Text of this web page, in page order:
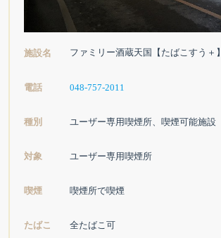
施設名 ファミリー酒蔵天国【たばこすう＋】
電話 048-757-2011
種別 ユーザー専用喫煙所、喫煙可能施設
対象 ユーザー専用喫煙所
喫煙 喫煙所で喫煙
たばこ 全たばこ可